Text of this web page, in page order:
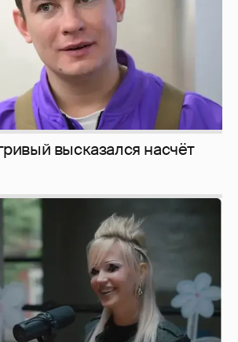
рассказала о съёмках для
журнала
3